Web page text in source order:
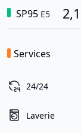
SP95 E5
Services
24/24
Laverie